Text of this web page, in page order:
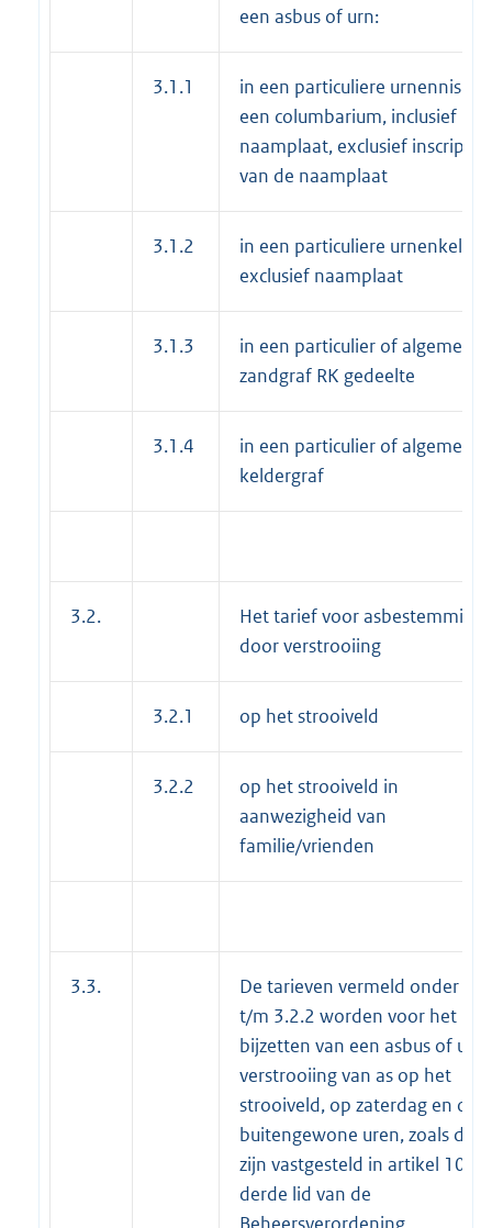
een asbus of urn:
3.1.1
in een particuliere urnennis in
een columbarium, inclusief
naamplaat, exclusief inscriptie
van de naamplaat
3.1.2
in een particuliere urnenkelder,
exclusief naamplaat
3.1.3
in een particulier of algemeen
zandgraf RK gedeelte
3.1.4
in een particulier of algemeen
keldergraf
3.2.
Het tarief voor asbestemming
door verstrooiing
3.2.1 op het strooiveld
3.2.2
op het strooiveld in
aanwezigheid van
familie/vrienden
3.3.
De tarieven vermeld onder
t/m 3.2.2 worden voor het
bijzetten van een asbus of urn
verstrooiing van as op het
strooiveld, op zaterdag en op
buitengewone uren, zoals deze
zijn vastgesteld in artikel 10,
derde lid van de